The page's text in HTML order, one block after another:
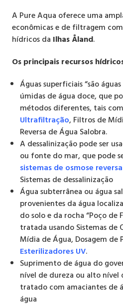
A Pure Aqua oferece uma
econômicas e de filtragem
hídricos da Ilhas Åland.
Os principais recursos
Águas superficiais “são
úmidas de água doce, que
métodos diferentes, tais
Ultrafiltração, Filtros de
Reversa de Água Salobra.
A dessalinização pode ser
ou fonte do mar, que pode
sistemas de osmose
Sistemas de dessalinização
Água subterrânea ou água
provenientes da água
do solo e da rocha “Poço de
tratada usando Sistemas de
Mídia de Água, Dosagem de
Esterilizadores UV.
Suprimento de água do
nível de dureza ou alto nível
tratado com amaciantes de
água